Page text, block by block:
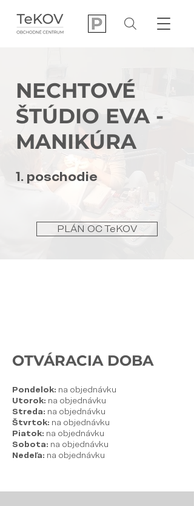
NECHTOVÉ
ŠTÚDIO EVA -
MANIKÚRA
1. poschodie
PLÁN OC TeKOV
OTVÁRACIA DOBA
Pondelok: na objednávku
Utorok: na objednávku
Streda: na objednávku
Štvrtok: na objednávku
Piatok: na objednávku
Sobota: na objednávku
Nedeľa: na objednávku